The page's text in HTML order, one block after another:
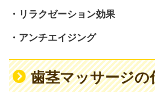
・リラクゼーション効果
・アンチエイジング
歯茎マッサージの